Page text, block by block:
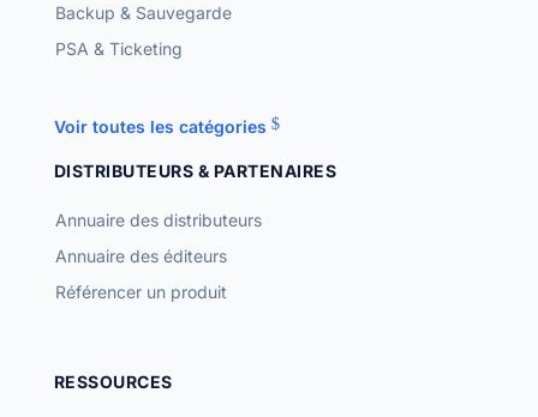
Backup & Sauvegarde
PSA & Ticketing
Voir toutes les catégories
DISTRIBUTEURS & PARTENAIRES
Annuaire des distributeurs
Annuaire des éditeurs
Référencer un produit
RESSOURCES